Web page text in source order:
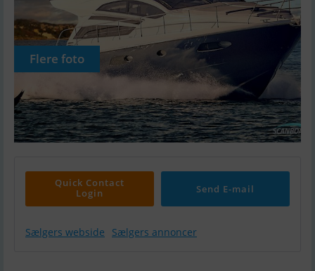
Flere foto
Quick Contact
Login
Send E-mail
Sælgers webside Sælgers annoncer